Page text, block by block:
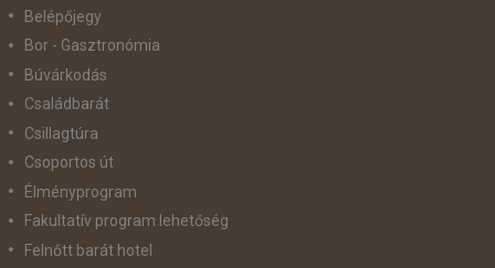
Belépőjegy
Bor - Gasztronómia
Búvárkodás
Családbarát
Csillagtúra
Csoportos út
Élményprogram
Fakultatív program lehetőség
Felnőtt barát hotel